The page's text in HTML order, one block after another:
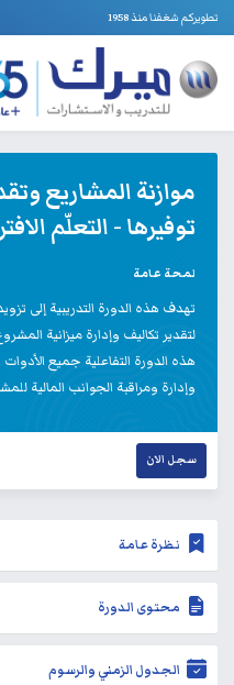
تطويركم شغفنا منذ 1958
موازنة المشاريع
توفيرها - التعلّم
لمحة عامة
تهدف هذه الدورة التدريبية إلى
لتقدير تكاليف وإدارة ميزانية
هذه الدورة التفاعلية جميع الأدوات
وإدارة ومراقبة الجوانب المالية
سجل الان
نظرة عامة
محتوى الدورة
الجدول الزمني والرسوم